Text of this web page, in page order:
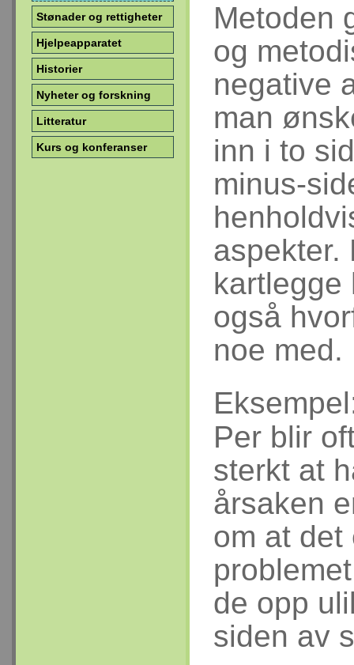
Stønader og rettigheter
Hjelpeapparatet
Historier
Nyheter og forskning
Litteratur
Kurs og konferanser
Metoden
og
negative
man
inn i to
minus-
aspekter.
kartlegge
også
noe med.
Per blir
sterkt at
årsaken
om at
de opp
siden av